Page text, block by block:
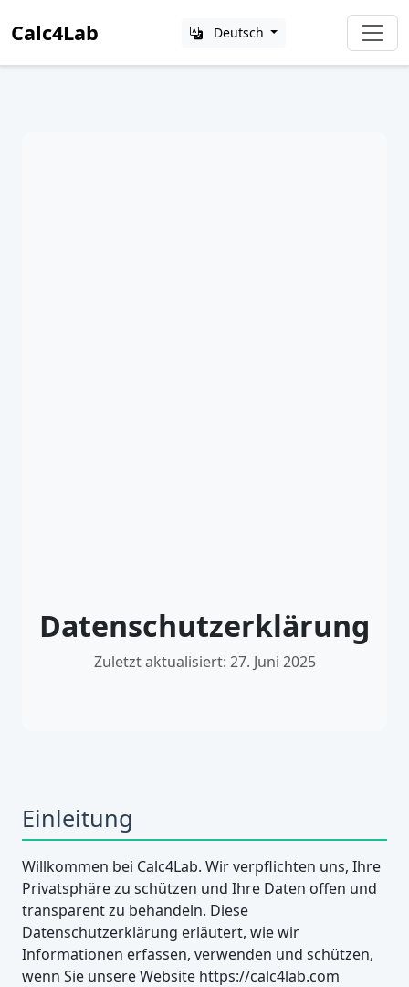
Calc4Lab Deutsch
Datenschutzerklärung
Zuletzt aktualisiert: 27. Juni 2025
Einleitung
Willkommen bei Calc4Lab. Wir verpflichten uns, Ihre
Privatsphäre zu schützen und Ihre Daten offen und
transparent zu behandeln. Diese
Datenschutzerklärung erläutert, wie wir
Informationen erfassen, verwenden und schützen,
wenn Sie unsere Website https://calc4lab.com